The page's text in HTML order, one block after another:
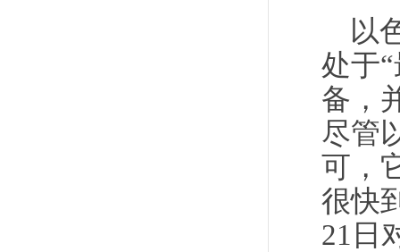
以
处于
备，
尽管
可，
很快
21日